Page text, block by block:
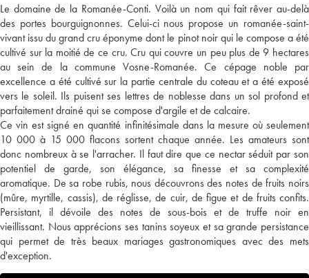
Le domaine de la Romanée-Conti. Voilà un nom qui fait rêver au-delà
des portes bourguignonnes. Celui-ci nous propose un romanée-saint-
vivant issu du grand cru éponyme dont le pinot noir qui le compose a été
cultivé sur la moitié de ce cru. Cru qui couvre un peu plus de 9 hectares
au sein de la commune Vosne-Romanée. Ce cépage noble par
excellence a été cultivé sur la partie centrale du coteau et a été exposé
vers le soleil. Ils puisent ses lettres de noblesse dans un sol profond et
parfaitement drainé qui se compose d'argile et de calcaire.
Ce vin est signé en quantité infinitésimale dans la mesure où seulement
10 000 à 15 000 flacons sortent chaque année. Les amateurs sont
donc nombreux à se l'arracher. Il faut dire que ce nectar séduit par son
potentiel de garde, son élégance, sa finesse et sa complexité
aromatique. De sa robe rubis, nous découvrons des notes de fruits noirs
(mûre, myrtille, cassis), de réglisse, de cuir, de figue et de fruits confits.
Persistant, il dévoile des notes de sous-bois et de truffe noir en
vieillissant. Nous apprécions ses tanins soyeux et sa grande persistance
qui permet de très beaux mariages gastronomiques avec des mets
d'exception.